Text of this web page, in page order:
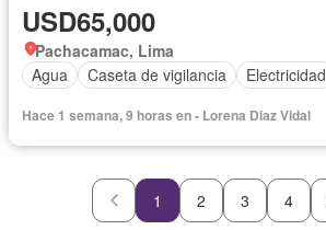
USD65,000
Pachacamac, Lima
Agua
Caseta de vigilancia Electricidad
Hace 1 semana, 9 horas en - Lorena Diaz Vidal
1 2 3 4